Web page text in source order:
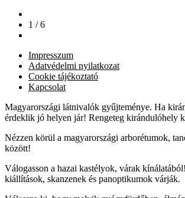
1 / 6
Impresszum
Adatvédelmi nyilatkozat
Cookie tájékoztató
Kapcsolat
Magyarországi látnivalók gyűjteménye. Ha
érdeklik jó helyen jár! Rengeteg kirándulóhely
Nézzen körül a magyarországi arborétumok,
között!
Válogasson a hazai kastélyok, várak
kiállítások, skanzenek és panoptikumok várják.